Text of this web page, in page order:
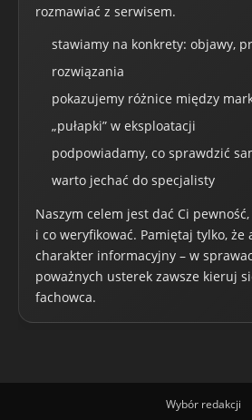
rozmawiać z serwisem.
stawiamy na konkrety: objawy,
rozwiązania
pokazujemy różnice między
„pułapki” w eksploatacji
podpowiadamy, co sprawdzić
warto jechać do specjalisty
Naszym celem jest dać Ci
i co weryfikować. Pamiętaj tylko, że
charakter informacyjny – w
poważnych usterek zawsze kieruj
fachowca.
Wybór redakcji